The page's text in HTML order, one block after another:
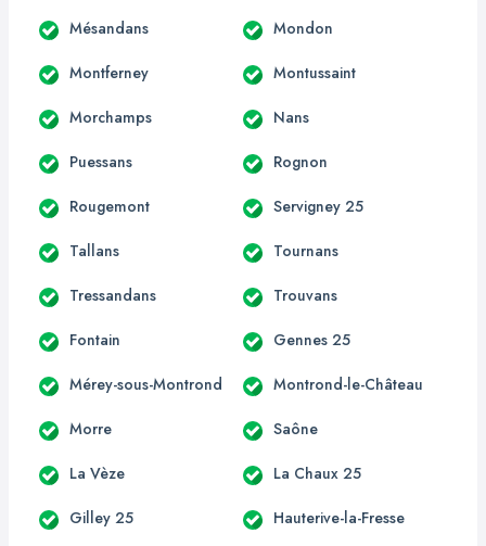
Mésandans Mondon
Montferney Montussaint
Morchamps Nans
Puessans Rognon
Rougemont Servigney 25
Tallans Tournans
Tressandans Trouvans
Fontain Gennes 25
Mérey-sous-Montrond Montrond-le-Château
Morre Saône
La Vèze La Chaux 25
Gilley 25 Hauterive-la-Fresse